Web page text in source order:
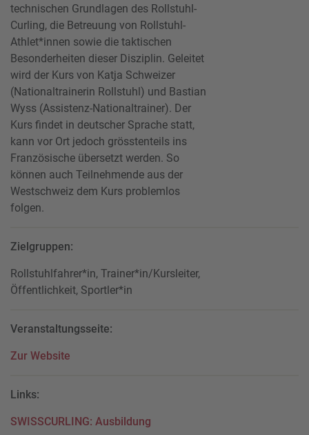
technischen Grundlagen des Rollstuhl-
Curling, die Betreuung von Rollstuhl-
Athlet*innen sowie die taktischen
Besonderheiten dieser Disziplin. Geleitet
wird der Kurs von Katja Schweizer
(Nationaltrainerin Rollstuhl) und Bastian
Wyss (Assistenz-Nationaltrainer). Der
Kurs findet in deutscher Sprache statt,
kann vor Ort jedoch grösstenteils ins
Französische übersetzt werden. So
können auch Teilnehmende aus der
Westschweiz dem Kurs problemlos
folgen.
Zielgruppen:
Rollstuhlfahrer*in, Trainer*in/Kursleiter,
Öffentlichkeit, Sportler*in
Veranstaltungsseite:
Zur Website
Links:
SWISSCURLING: Ausbildung